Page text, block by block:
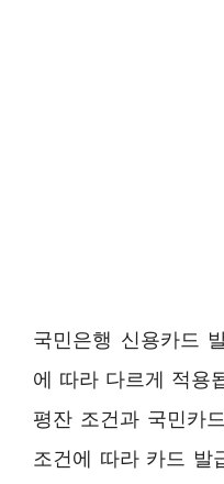
국민은행 신용카드
에 따라 다르게 적용
평잔 조건과 국민카
조건에 따라 카드 발